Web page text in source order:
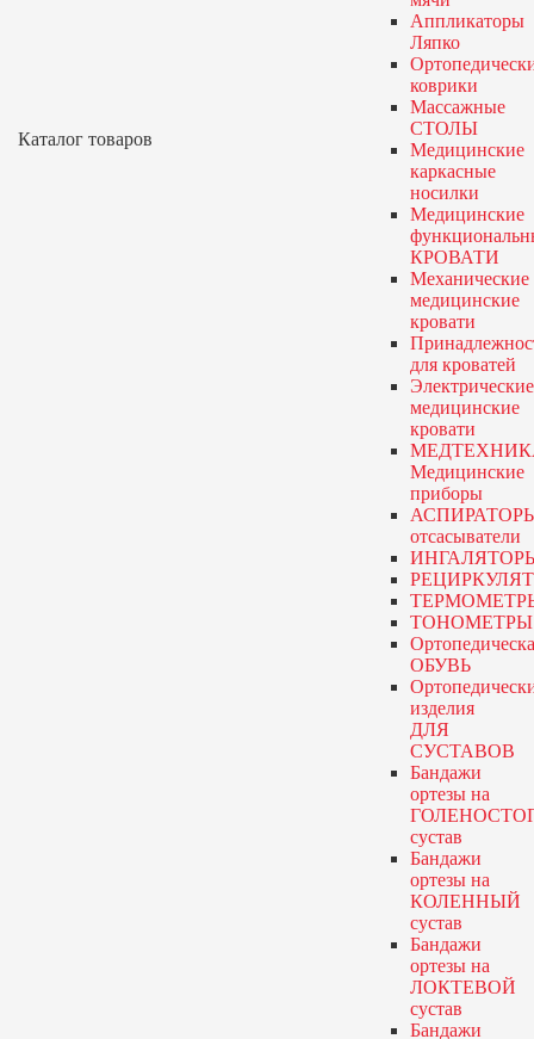
Каталог товаров
Аппликаторы
Ляпко
коврики
Массажные
СТОЛЫ
Медицинские
каркасные
носилки
Медицинские
КРОВАТИ
Механические
медицинские
кровати
для кроватей
Электрические
медицинские
кровати
Медицинские
приборы
отсасыватели
ТОНОМЕТРЫ
ОБУВЬ
изделия
ДЛЯ
СУСТАВОВ
Бандажи
ортезы на
сустав
Бандажи
ортезы на
КОЛЕННЫЙ
сустав
Бандажи
ортезы на
ЛОКТЕВОЙ
сустав
Бандажи